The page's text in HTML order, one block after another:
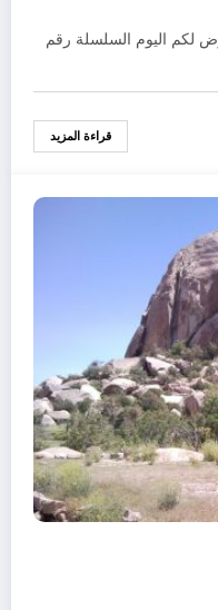
لكم اليوم السلسلة رقم
قراءة المزيد